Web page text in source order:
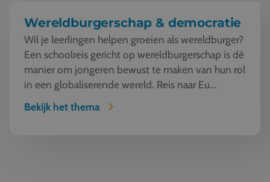
Wereldburgerschap & democratie
Wil je leerlingen helpen groeien als wereldburger?
Een schoolreis gericht op wereldburgerschap is dé
manier om jongeren bewust te maken van hun rol
in een globaliserende wereld. Reis naar Eu...
Bekijk het thema